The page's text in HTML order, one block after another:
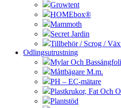
Growtent
HOMEbox®
Mammoth
Secret Jardin
Tillbehör / Scrog /
Odlingsutrustning
Mylar Och
Måttbägare M.m.
PH – EC-mätare
Plastkrukor, Fat Och
Plantstöd